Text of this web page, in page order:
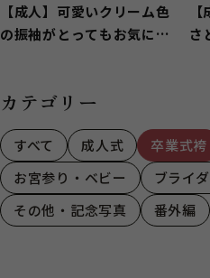
【成人】可愛いクリーム色
の振袖がとってもお気に入
さ
カテゴリー
すべて 成人式 卒業式袴
お宮参り・ベビー
ブライ
その他・記念写真
番外編